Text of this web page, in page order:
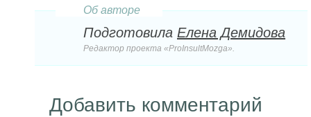
Об авторе
Подготовила Елена Демидова
Редактор проекта «ProInsultMozga».
Добавить комментарий